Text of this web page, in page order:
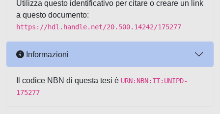
Utilizza questo identificativo per citare o creare un link
a questo documento:
https://hdl.handle.net/20.500.14242/175277
Informazioni
Il codice NBN di questa tesi è URN:NBN:IT:UNIPD-
175277